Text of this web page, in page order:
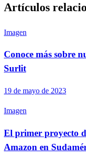
Artículos
Imagen
Conoce más sobre
Surlit
19 de mayo de 2023
Imagen
El primer proyecto
Amazon en